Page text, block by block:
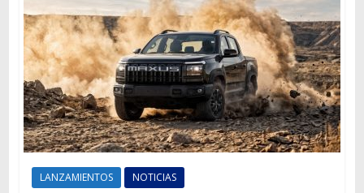
LANZAMIENTOS NOTICIAS